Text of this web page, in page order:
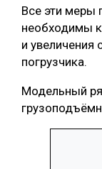
Все эти меры
необходимы
и увеличения
погрузчика.
Модельный